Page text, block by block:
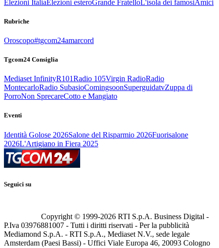
Elezioni ItaliaElezioni esteroGrande FratelloL'isola dei famosiAmici
Rubriche
Oroscopo#tgcom24amarcord
Tgcom24 Consiglia
Mediaset InfinityR101Radio 105Virgin RadioRadio
MontecarloRadio SubasioComingsoonSuperguidatvZuppa di
PorroNon SprecareCotto e Mangiato
Eventi
Identità Golose 2026Salone del Risparmio 2026Fuorisalone
2026L'Artigiano in Fiera 2025
Seguici su
Copyright © 1999-2026 RTI S.p.A. Business Digital -
P.Iva 03976881007 - Tutti i diritti riservati - Per la pubblicità
Mediamond S.p.A. - RTI S.p.A., Mediaset N.V., sede legale
Amsterdam (Paesi Bassi) - Uffici Viale Europa 46, 20093 Cologno